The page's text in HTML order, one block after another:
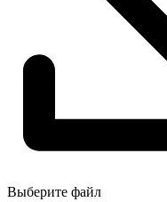
Выберите файл